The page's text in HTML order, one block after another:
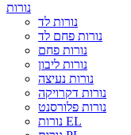
נורות
נורות לד
נורות פחם לד
נורות פחם
נורות ליבון
נורות נעיצה
נורות דקרויקה
נורות פלורסנט
נורות EL